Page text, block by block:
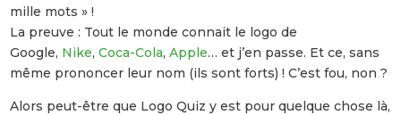
mille mots » !
La preuve : Tout le monde connait le logo de
Google, Nike,Coca-Cola,Apple… et j’en passe. Et ce, sans
même prononcer leur nom (ils sont forts) ! C’est fou, non ?
Alors peut-être que Logo Quiz y est pour quelque chose là,